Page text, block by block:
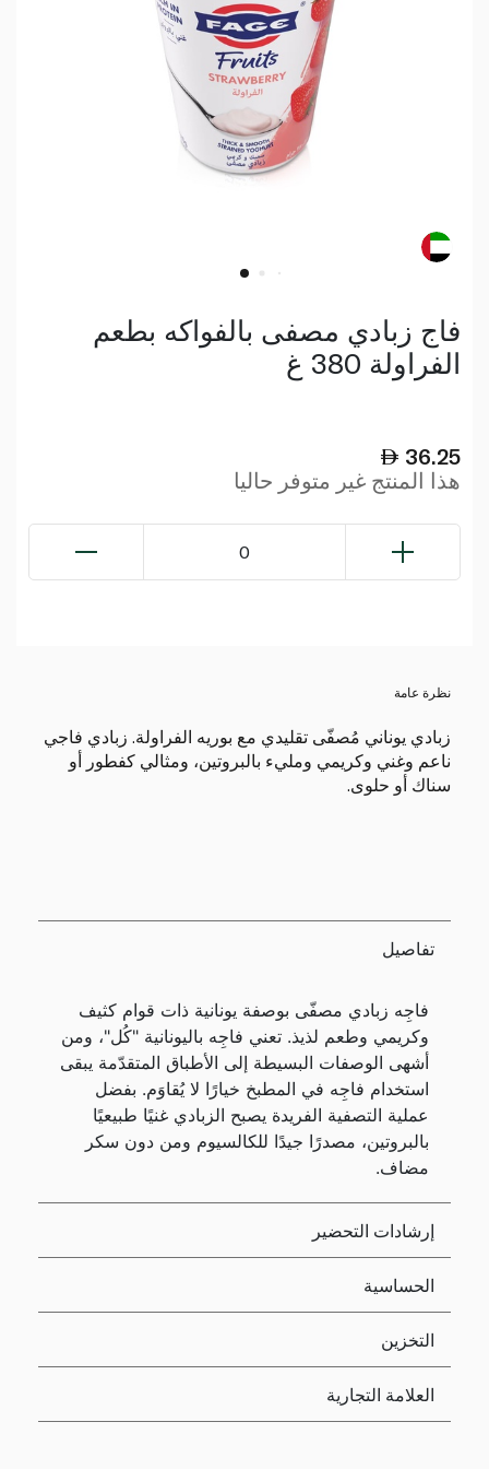
فاج زبادي مصفى بالفواكه بطعم
الفراولة 380 غ
36.25
هذا المنتج غير متوفر حاليا
0
نظرة عامة
زبادي يوناني مُصفّى تقليدي مع بوريه الفراولة. زبادي فاجي
ناعم وغني وكريمي ومليء بالبروتين، ومثالي كفطور أو
سناك أو حلوى.
تفاصيل
فاجِه زبادي مصفّى بوصفة يونانية ذات قوام كثيف
وكريمي وطعم لذيذ. تعني فاجِه باليونانية "كُل"، ومن
أشهى الوصفات البسيطة إلى الأطباق المتقدّمة يبقى
استخدام فاجِه في المطبخ خيارًا لا يُقاوَم. بفضل
عملية التصفية الفريدة يصبح الزبادي غنيًا طبيعيًا
بالبروتين، مصدرًا جيدًا للكالسيوم ومن دون سكر
مضاف.
إرشادات التحضير
الحساسية
التخزين
العلامة التجارية